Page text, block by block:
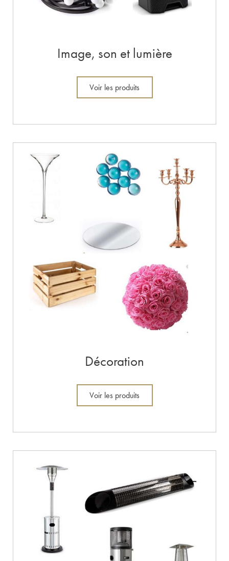
Image, son et lumière
Voir les produits
Décoration
Voir les produits